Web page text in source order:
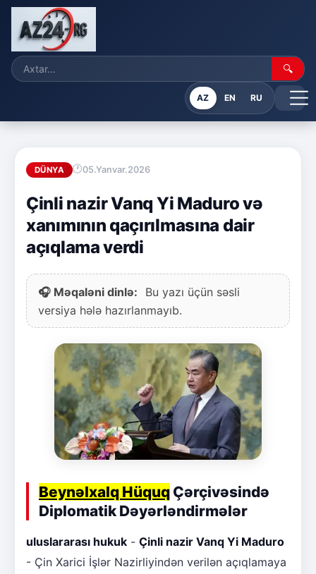
🔍
AZ EN RU
DÜNYA 05.Yanvar.2026
Çinli nazir Vanq Yi Maduro və
xanımının qaçırılmasına dair
açıqlama verdi
🎧 Məqaləni dinlə:
Bu yazı üçün səsli
versiya hələ hazırlanmayıb.
Beynəlxalq Hüquq Çərçivəsində
Diplomatik Dəyərləndirmələr
uluslararası hukuk - Çinli nazir Vanq Yi Maduro
- Çin Xarici İşlər Nazirliyindən verilən açıqlamaya